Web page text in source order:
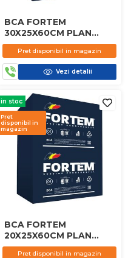
BCA FORTEM
30X25X60CM PLAN
D450
Pret disponibil in magazin
Vezi detalii
in stoc
Pret
disponibil in
magazin
BCA FORTEM
20X25X60CM PLAN
D450
Pret disponibil in magazin